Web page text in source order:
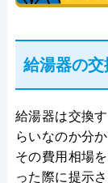
給湯器の
給湯器は交換
らいなのか分
その費用相場
った際に提示